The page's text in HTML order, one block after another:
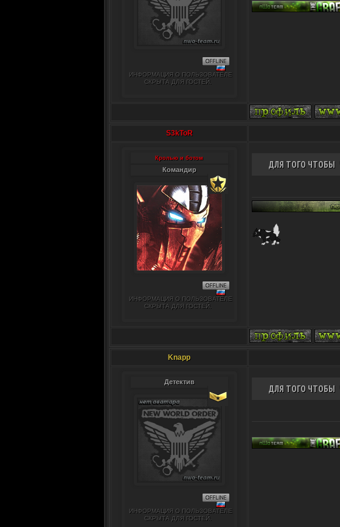
ИНФОРМАЦИЯ О ПОЛЬЗОВАТЕЛЕ
СКРЫТА ДЛЯ ГОСТЕЙ.
S3kToR
Кролью и ботом
Командир
ИНФОРМАЦИЯ О ПОЛЬЗОВАТЕЛЕ
СКРЫТА ДЛЯ ГОСТЕЙ.
ДЛЯ ТОГО ЧТОБЫ
Knapp
Детектив
ИНФОРМАЦИЯ О ПОЛЬЗОВАТЕЛЕ
СКРЫТА ДЛЯ ГОСТЕЙ.
ДЛЯ ТОГО ЧТОБЫ